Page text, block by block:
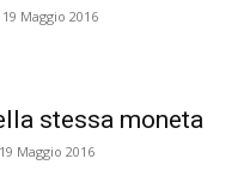
19 Maggio 2016
stessa moneta
19 Maggio 2016